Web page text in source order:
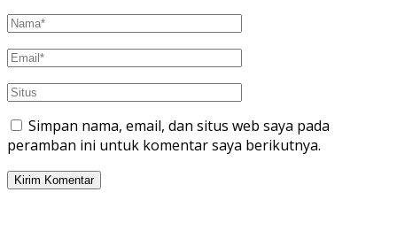
Simpan nama, email, dan situs web saya pada
peramban ini untuk komentar saya berikutnya.